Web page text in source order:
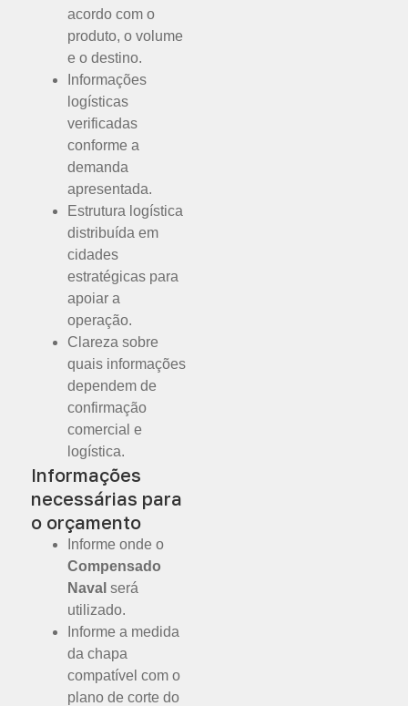
acordo com o
produto, o volume
e o destino.
Informações
logísticas
verificadas
conforme a
demanda
apresentada.
Estrutura logística
distribuída em
cidades
estratégicas para
apoiar a
operação.
Clareza sobre
quais informações
dependem de
confirmação
comercial e
logística.
Informações
necessárias para
o orçamento
Informe onde o
Compensado
Naval será
utilizado.
Informe a medida
da chapa
compatível com o
plano de corte do